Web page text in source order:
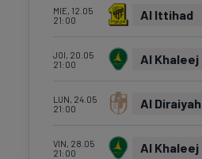
MIE, 12.05
21:00
Al Ittihad
JOI, 20.05
21:00
Al Khaleej
LUN, 24.05
21:00
Al Diraiyah
VIN, 28.05
21:00
Al Khaleej